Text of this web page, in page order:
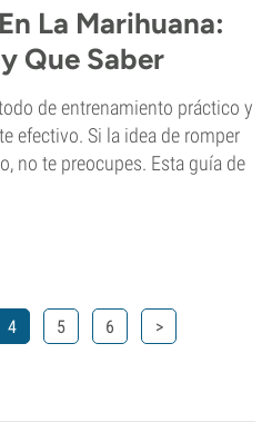
La Marihuana:
Que Saber
de entrenamiento práctico y
efectivo. Si la idea de romper
no te preocupes. Esta guía de
4 5 6 >